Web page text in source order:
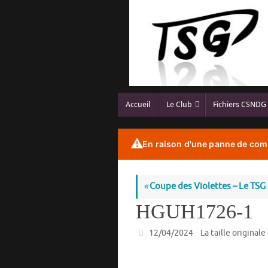
Accueil Le Club Fichiers CSNDG
⚠️En raison d'une panne de
«Coupe des Violettes – Le
HGUH1726-1
12/04/2024 La taille originale